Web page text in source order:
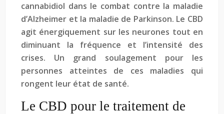
cannabidiol dans le combat contre la maladie
d’Alzheimer et la maladie de Parkinson. Le CBD
agit énergiquement sur les neurones tout en
diminuant la fréquence et l’intensité des
crises. Un grand soulagement pour les
personnes atteintes de ces maladies qui
rongent leur état de santé.
Le CBD pour le traitement de